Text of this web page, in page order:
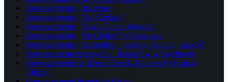
Stowarzyszenie „Buczyna”
Stowarzyszenie „Nad Ciekącą”
Stowarzyszenie „Nasza Gmina Bogoria”
Stowarzyszenie „Pro Civitas” w Staszowie
Stowarzyszenie „Szczeglice – tradycja, kultura, rozwój”
Stowarzyszenie Emerytów i Rencistów w Szydłowie
Stowarzyszenie na Rzecz Dzieci, Młodzieży i Rodzin
„Bliżej”